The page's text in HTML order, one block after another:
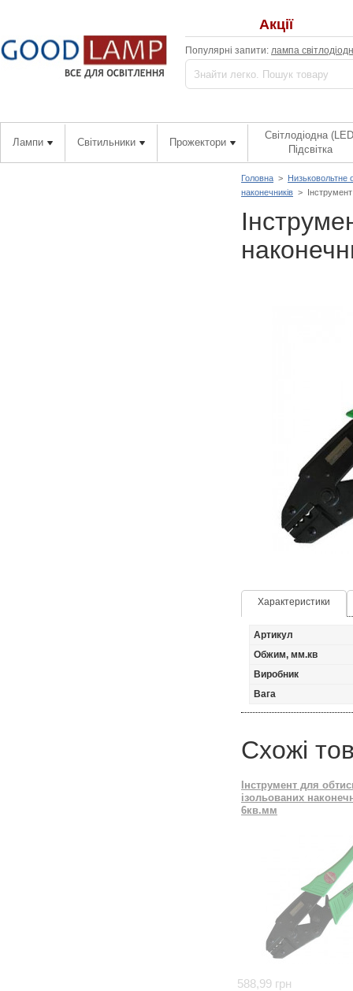
Акції
Популярні запити: лампа
Лампи Світильники Прожектори
Світлодіодна
Підсвітка
Головна > Низьковольтне
наконечників >
Характеристики
Артикул
Обжим, мм.кв
Виробник
Вага
Схожі
Інструмент для
ізольованих
6кв.мм
588,99 грн